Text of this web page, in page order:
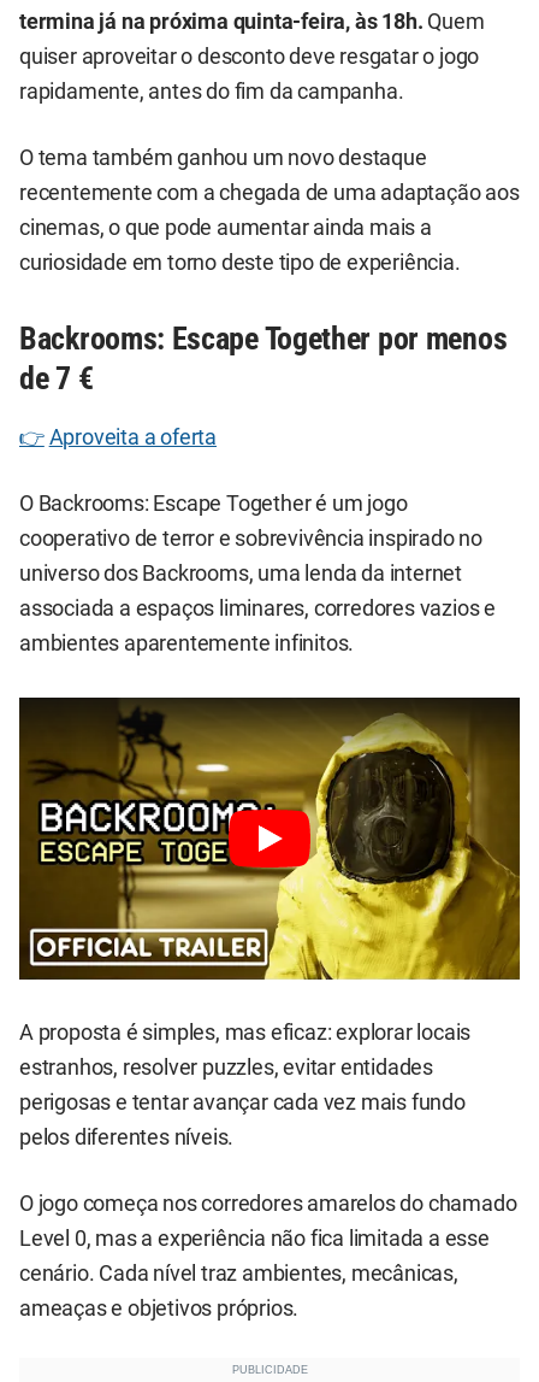
termina já na próxima quinta-feira, às 18h. Quem
quiser aproveitar o desconto deve resgatar o jogo
rapidamente, antes do fim da campanha.
O tema também ganhou um novo destaque
recentemente com a chegada de uma adaptação aos
cinemas, o que pode aumentar ainda mais a
curiosidade em torno deste tipo de experiência.
Backrooms: Escape Together por menos
de 7 €
👉 Aproveita a oferta
O Backrooms: Escape Together é um jogo
cooperativo de terror e sobrevivência inspirado no
universo dos Backrooms, uma lenda da internet
associada a espaços liminares, corredores vazios e
ambientes aparentemente infinitos.
A proposta é simples, mas eficaz: explorar locais
estranhos, resolver puzzles, evitar entidades
perigosas e tentar avançar cada vez mais fundo
pelos diferentes níveis.
O jogo começa nos corredores amarelos do chamado
Level 0, mas a experiência não fica limitada a esse
cenário. Cada nível traz ambientes, mecânicas,
ameaças e objetivos próprios.